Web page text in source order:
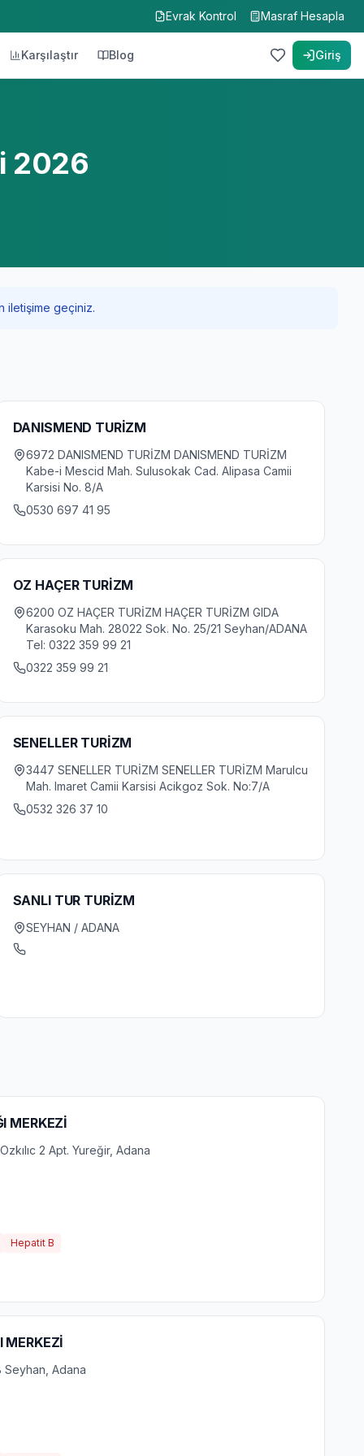
Evrak Kontrol Masraf Hesapla
Karşılaştır Blog Giriş
2026
iletişime geçiniz.
DANISMEND TURİZM
6972 DANISMEND TURİZM DANISMEND TURİZM
Kabe-i Mescid Mah. Sulusokak Cad. Alipasa Camii
Karsisi No. 8/A
0530 697 41 95
OZ HAÇER TURİZM
6200 OZ HAÇER TURİZM HAÇER TURİZM GIDA
Karasoku Mah. 28022 Sok. No. 25/21 Seyhan/ADANA
Tel: 0322 359 99 21
0322 359 99 21
SENELLER TURİZM
3447 SENELLER TURİZM SENELLER TURİZM Marulcu
Mah. Imaret Camii Karsisi Acikgoz Sok. No:7/A
0532 326 37 10
SANLI TUR TURİZM
SEYHAN / ADANA
MERKEZİ
2 Apt. Yureğir, Adana
Hepatit B
MERKEZİ
Seyhan, Adana